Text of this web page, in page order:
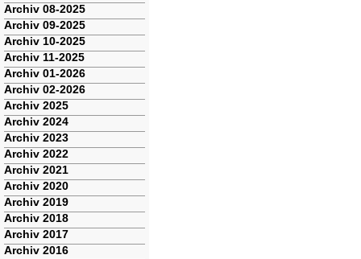
Archiv 08-2025
Archiv 09-2025
Archiv 10-2025
Archiv 11-2025
Archiv 01-2026
Archiv 02-2026
Archiv 2025
Archiv 2024
Archiv 2023
Archiv 2022
Archiv 2021
Archiv 2020
Archiv 2019
Archiv 2018
Archiv 2017
Archiv 2016